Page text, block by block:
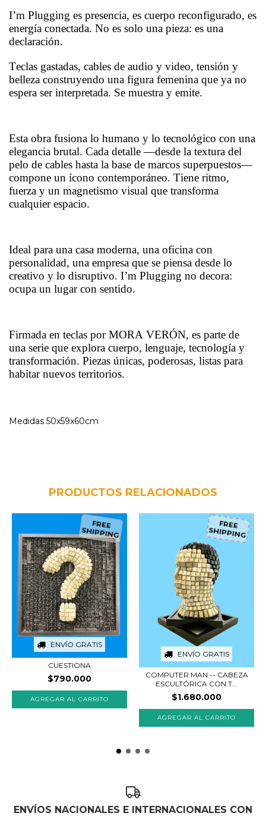
I’m Plugging es presencia, es cuerpo reconfigurado, es
energía conectada. No es solo una pieza: es una
declaración.
Teclas gastadas, cables de audio y video, tensión y
belleza construyendo una figura femenina que ya no
espera ser interpretada. Se muestra y emite.
Esta obra fusiona lo humano y lo tecnológico con una
elegancia brutal. Cada detalle —desde la textura del
pelo de cables hasta la base de marcos superpuestos—
compone un ícono contemporáneo. Tiene ritmo,
fuerza y un magnetismo visual que transforma
cualquier espacio.
Ideal para una casa moderna, una oficina con
personalidad, una empresa que se piensa desde lo
creativo y lo disruptivo. I’m Plugging no decora:
ocupa un lugar con sentido.
Firmada en teclas por MORA VERÓN, es parte de
una serie que explora cuerpo, lenguaje, tecnología y
transformación. Piezas únicas, poderosas, listas para
habitar nuevos territorios.
Medidas 50x59x60cm
PRODUCTOS RELACIONADOS
ENVÍO GRATIS
FREE
SHIPPING
CUESTIONA
$790.000
ENVÍO GRATIS
FREE
SHIPPING
COMPUTER MAN -- CABEZA
ESCULTÓRICA CON T...
$1.680.000
ENVÍOS NACIONALES E INTERNACIONALES CON